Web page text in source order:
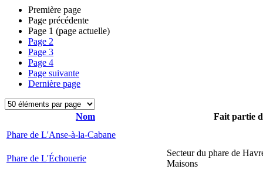
Première page
Page précédente
Page 1 (page actuelle)
Page 2
Page 3
Page 4
Page suivante
Dernière page
Nom
Fait partie
Phare de L'Anse-à-la-Cabane
Phare de L'Échouerie
Secteur du phare de
Maisons